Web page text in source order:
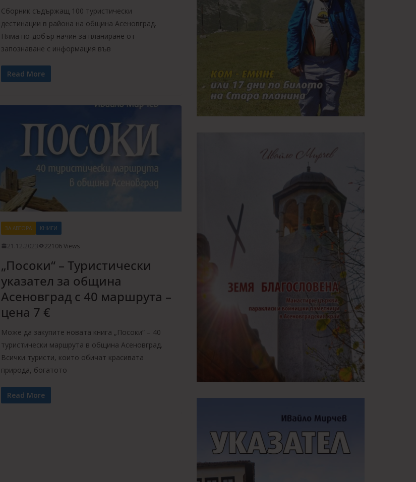
Сборник съдържащ 100 туристически
дестинации в района на община Асеновград.
Няма по-добър начин за планиране от
запознаване с информация във
Read More
ЗА АВТОРА КНИГИ
21.12.2023 22106 Views
„Посоки“ – Туристически
указател за община
Асеновград с 40 маршрута –
цена 7 €
Може да закупите новата книга „Посоки“ – 40
туристически маршрута в община Асеновград.
Всички туристи, които обичат красивата
природа, богатото
Read More